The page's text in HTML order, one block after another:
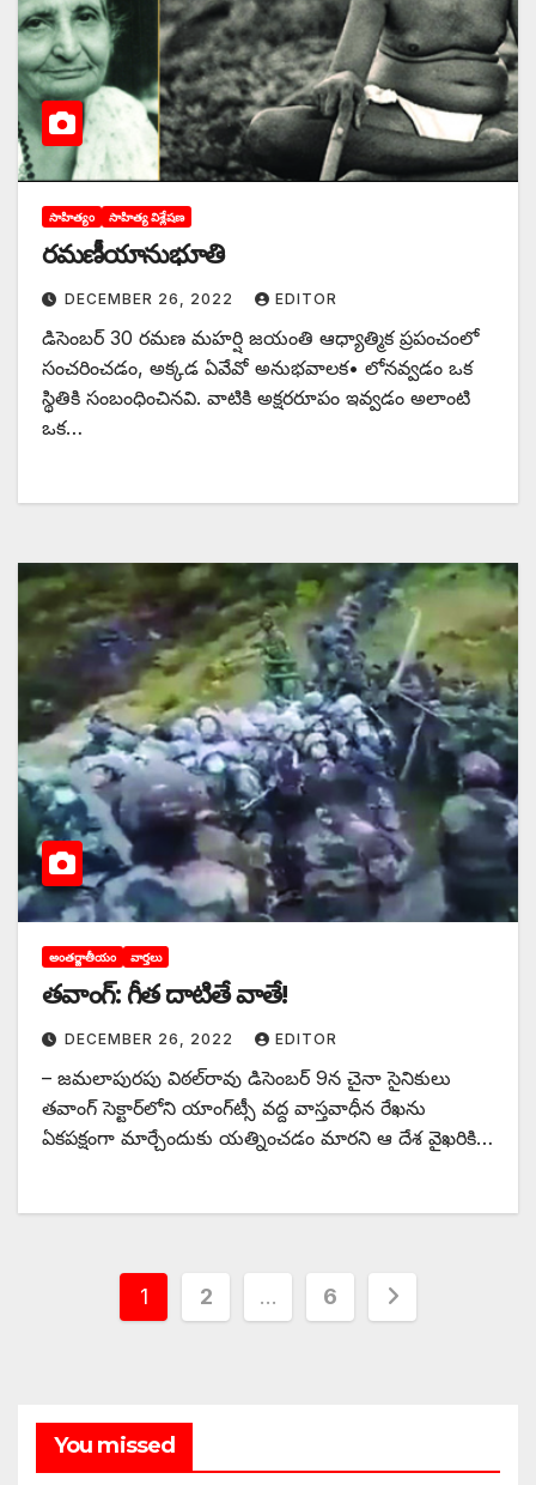
సాహిత్యం సాహిత్య విశ్లేషణ
రమణీయానుభూతి
DECEMBER 26, 2022 EDITOR
డిసెంబర్‌ 30 ‌రమణ మహర్షి జయంతి ఆధ్యాత్మిక ప్రపంచంలో
సంచరించడం, అక్కడ ఏవేవో అనుభవాలక• లోనవ్వడం ఒక
స్థితికి సంబంధించినవి. వాటికి అక్షరరూపం ఇవ్వడం అలాంటి
ఒక…
అంతర్జాతీయం వార్తలు
తవాంగ్‌: ‌గీత దాటితే వాతే!
DECEMBER 26, 2022 EDITOR
– జమలాపురపు విఠల్‌రావు డిసెంబర్‌ 9‌న చైనా సైనికులు
తవాంగ్‌ ‌సెక్టార్‌లోని యాంగ్‌ట్సీ వద్ద వాస్తవాధీన రేఖను
ఏకపక్షంగా మార్చేందుకు యత్నించడం మారని ఆ దేశ వైఖరికి…
Posts
1 2 … 6
You missed